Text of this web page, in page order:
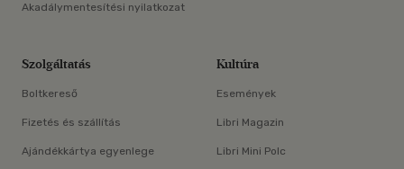
Akadálymentesítési nyilatkozat
Szolgáltatás
Boltkereső
Fizetés és szállítás
Ajándékkártya egyenlege
Kultúra
Események
Libri Magazin
Libri Mini Polc